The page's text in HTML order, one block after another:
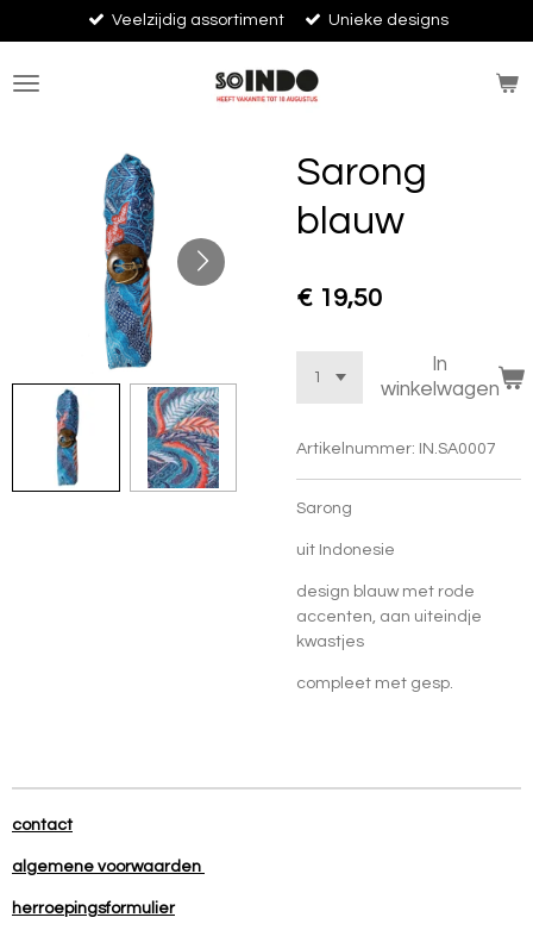
direct
naar
de
Veelzijdig assortiment Unieke designs
Sarong
blauw
€ 19,50
In
winkelwagen
Artikelnummer: IN.SA0007
Sarong
uit Indonesie
design blauw met rode
accenten, aan uiteindje
kwastjes
compleet met gesp.
contact
algemene voorwaarden
herroepingsformulier